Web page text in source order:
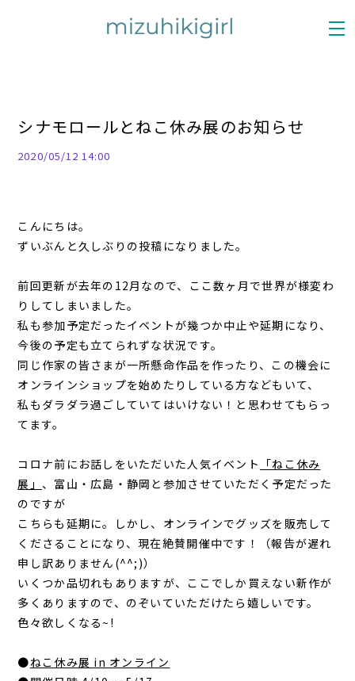
シナモロールとねこ休み展のお知らせ
2020/05/12 14:00
こんにちは。
ずいぶんと久しぶりの投稿になりました。
前回更新が去年の12月なので、ここ数ヶ月で世界が様変わ
りしてしまいました。
私も参加予定だったイベントが幾つか中止や延期になり、
今後の予定も立てられずな状況です。
同じ作家の皆さまが一所懸命作品を作ったり、この機会に
オンラインショップを始めたりしている方などもいて、
私もダラダラ過ごしていてはいけない！と思わせてもらっ
てます。
コロナ前にお話しをいただいた人気イベント 「ねこ休み
展」 、富山・広島・静岡と参加させていただく予定だった
のですが
こちらも延期に。しかし、オンラインでグッズを販売して
くださることになり、現在絶賛開催中です！（報告が遅れ
申し訳ありません(^^;)）
いくつか品切れもありますが、ここでしか買えない新作が
多くありますので、のぞいていただけたら嬉しいです。
色々欲しくなる~!
●ねこ休み展 in オンライン